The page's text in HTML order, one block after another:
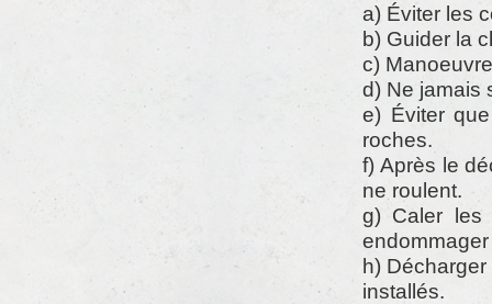
a) Éviter les
b) Guider la
c)
d) Ne jamais
e) Éviter
roches.
f) Après le
ne roulent.
g) Caler les
h)
installés.